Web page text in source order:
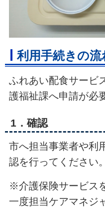
利用手続きの流
ふれあい配食サービ
護福祉課へ申請が必
1．確認
市へ担当事業者や利
認を行ってください。
※介護保険サービス
一度担当ケアマネジ